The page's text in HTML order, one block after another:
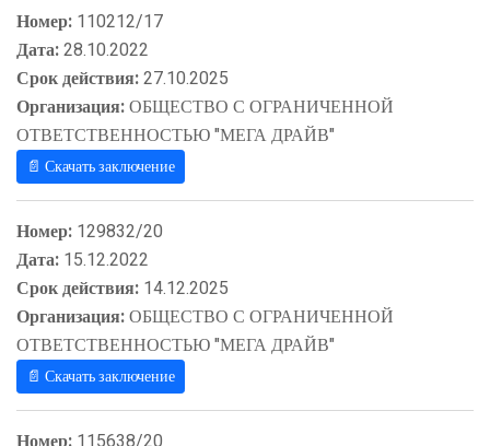
Номер: 110212/17
Дата:28.10.2022
Срок действия:27.10.2025
Организация:ОБЩЕСТВО С ОГРАНИЧЕННОЙ
ОТВЕТСТВЕННОСТЬЮ "МЕГА ДРАЙВ"
📄 Скачать заключение
Номер: 129832/20
Дата: 15.12.2022
Срок действия: 14.12.2025
Организация:ОБЩЕСТВО С ОГРАНИЧЕННОЙ
ОТВЕТСТВЕННОСТЬЮ "МЕГА ДРАЙВ"
📄 Скачать заключение